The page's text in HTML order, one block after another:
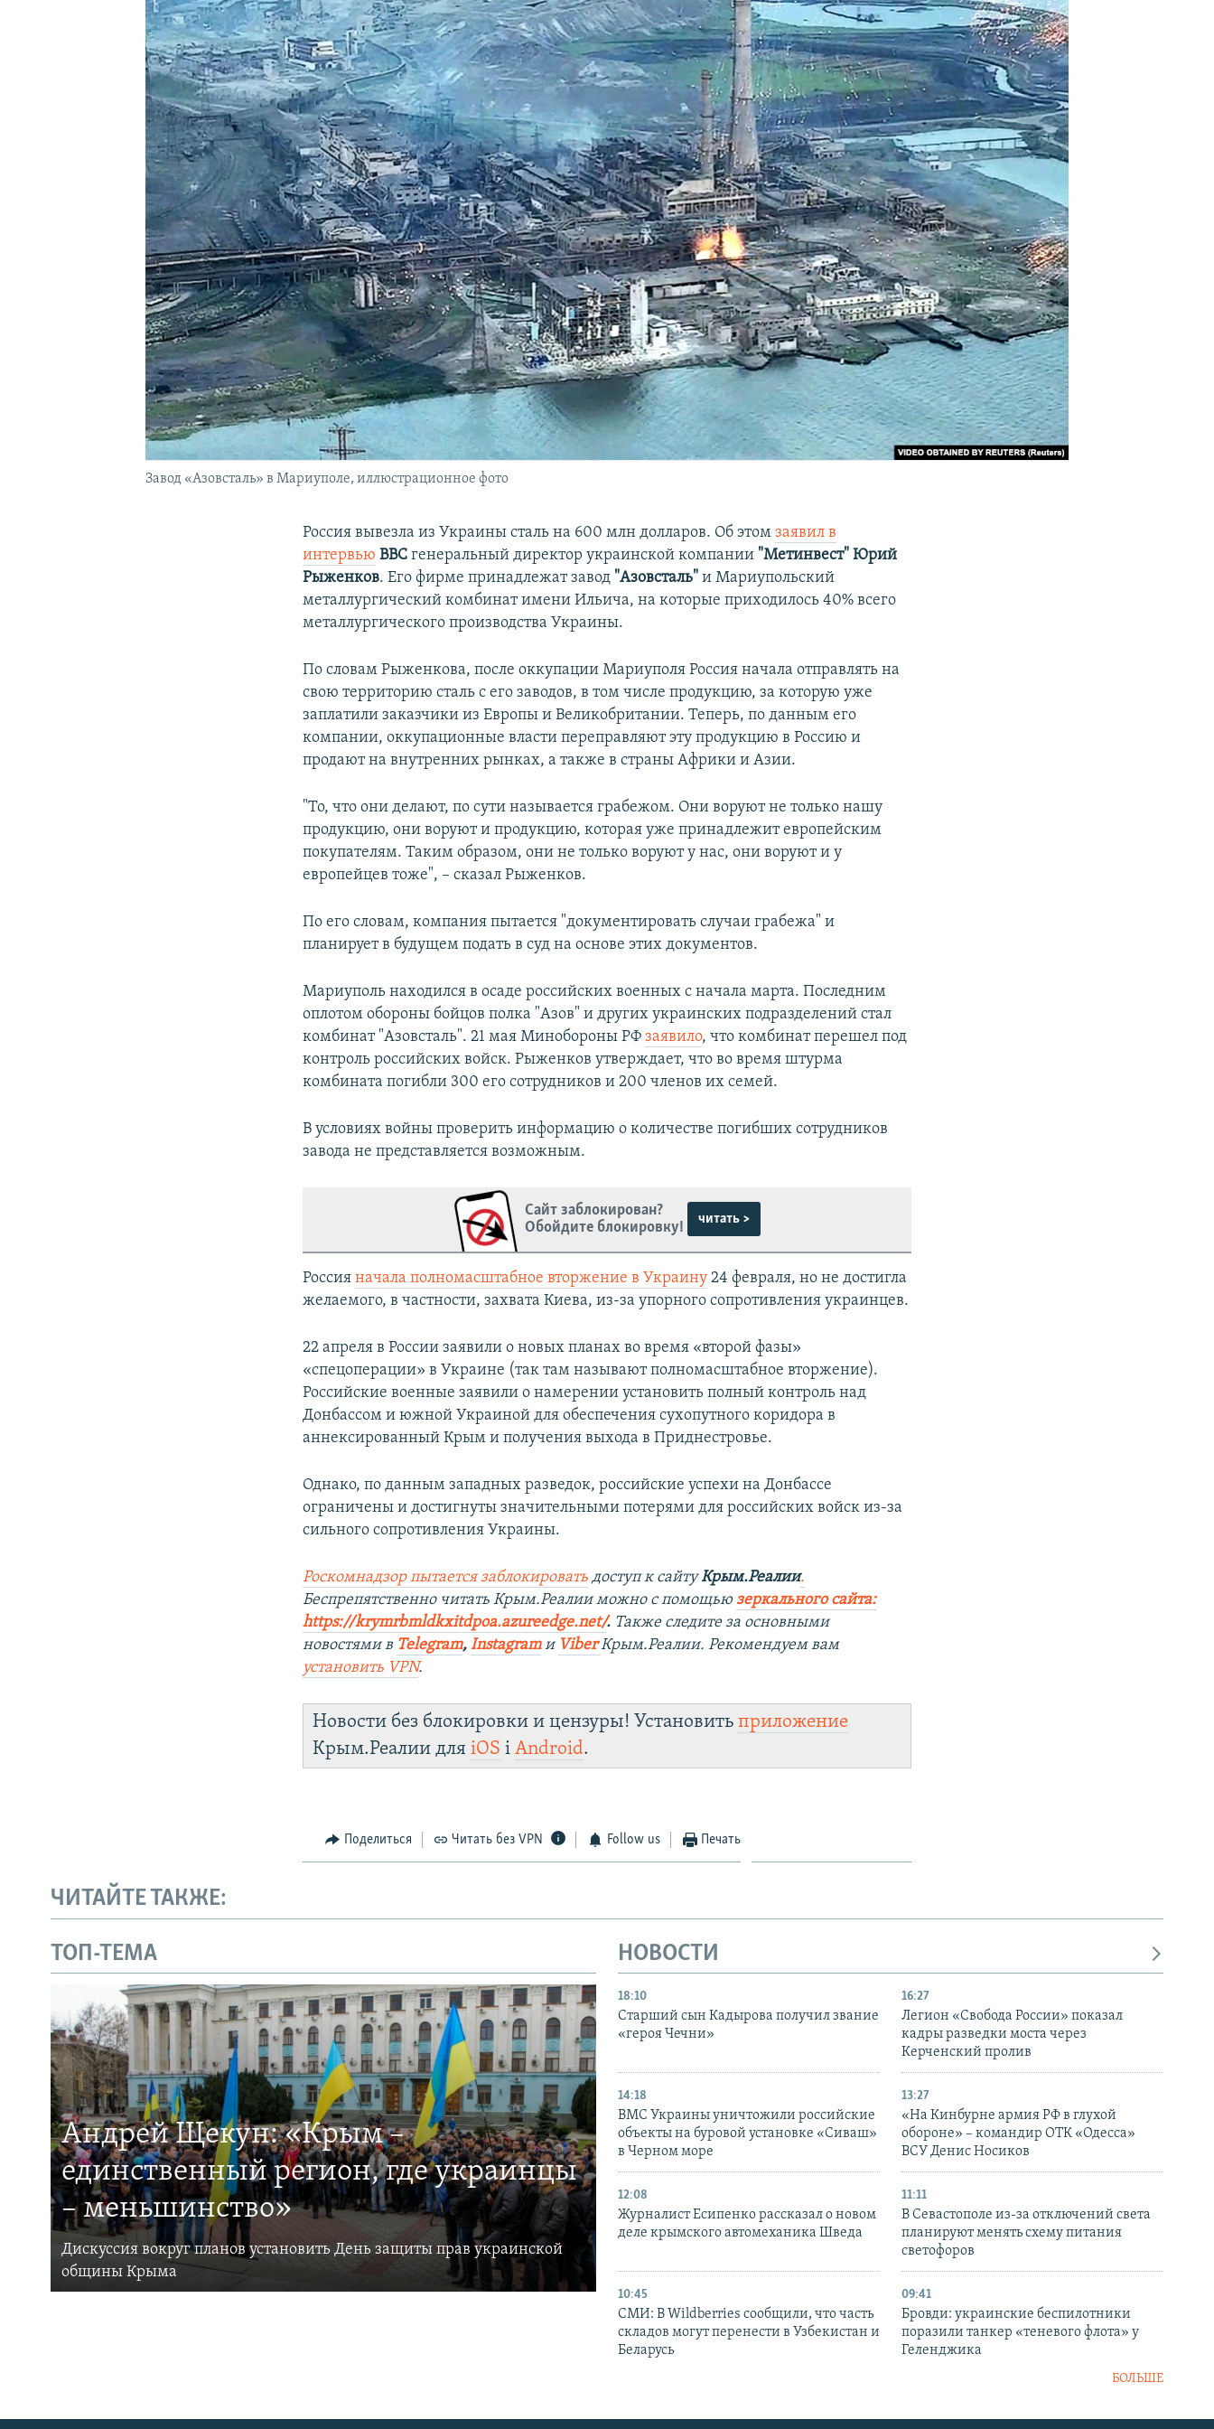
КРЫМ.НЕПОКОРЕННЫЙ
УКРАИНСКАЯ ПРОБЛЕМА КРЫМА
Завод «Азовсталь» в Мариуполе, иллюстрационное фото
Россия вывезла из Украины сталь на 600 млн долларов. Об этомзаявил в
интервью BBC генеральный директор украинской компании "Метинвест" Юрий
Рыженков. Его фирме принадлежат завод "Азовсталь" и Мариупольский
металлургический комбинат имени Ильича, на которые приходилось 40% всего
металлургического производства Украины.
По словам Рыженкова, после оккупации Мариуполя Россия начала отправлять на
свою территорию сталь с его заводов, в том числе продукцию, за которую уже
заплатили заказчики из Европы и Великобритании. Теперь, по данным его
компании, оккупационные власти переправляют эту продукцию в Россию и
продают на внутренних рынках, а также в страны Африки и Азии.
"То, что они делают, по сути называется грабежом. Они воруют не только нашу
продукцию, они воруют и продукцию, которая уже принадлежит европейским
покупателям. Таким образом, они не только воруют у нас, они воруют и у
европейцев тоже", – сказал Рыженков.
По его словам, компания пытается "документировать случаи грабежа" и
планирует в будущем подать в суд на основе этих документов.
Мариуполь находился в осаде российских военных с начала марта. Последним
оплотом обороны бойцов полка "Азов" и других украинских подразделений стал
комбинат "Азовсталь". 21 мая Минобороны РФзаявило, что комбинат перешел под
контроль российских войск. Рыженков утверждает, что во время штурма
комбината погибли 300 его сотрудников и 200 членов их семей.
В условиях войны проверить информацию о количестве погибших сотрудников
завода не представляется возможным.
Сайт заблокирован?
Обойдите блокировку!
читать >
Россияначала полномасштабное вторжение в Украину 24 февраля, но не достигла
желаемого, в частности, захвата Киева, из-за упорного сопротивления украинцев.
22 апреля в России заявили о новых планах во время «второй фазы»
«спецоперации» в Украине (так там называют полномасштабное вторжение).
Российские военные заявили о намерении установить полный контроль над
Донбассом и южной Украиной для обеспечения сухопутного коридора в
аннексированный Крым и получения выхода в Приднестровье.
Однако, по данным западных разведок, российские успехи на Донбассе
ограничены и достигнуты значительными потерями для российских войск из-за
сильного сопротивления Украины.
Роскомнадзор пытается заблокировать доступ к сайтуКрым.Реалии.
Беспрепятственно читать Крым.Реалии можно с помощьюзеркального сайта:
https://krymrbmldkxitdpoa.azureedge.net/. Также следите за основными
новостями в Telegram,Instagramи ViberКрым.Реалии. Рекомендуем вам
установить VPN.
Новости без блокировки и цензуры! Установитьприложение
Крым.Реалии дляiOS іAndroid.
Поделиться Читать без VPN Follow us Печать
ЧИТАЙТЕ ТАКЖЕ:
ТОП-ТЕМА
Андрей Щекун: «Крым –
единственный регион, где украинцы
– меньшинство»
Дискуссия вокруг планов установить День защиты прав украинской
общины Крыма
НОВОСТИ
18:10
Старший сын Кадырова получил звание
«героя Чечни»
16:27
Легион «Свобода России» показал
кадры разведки моста через
Керченский пролив
14:18
ВМС Украины уничтожили российские
объекты на буровой установке «Сиваш»
в Черном море
13:27
«На Кинбурне армия РФ в глухой
обороне» – командир ОТК «Одесса»
ВСУ Денис Носиков
12:08
Журналист Есипенко рассказал о новом
деле крымского автомеханика Шведа
11:11
В Севастополе из-за отключений света
планируют менять схему питания
светофоров
10:45
СМИ: В Wildberries сообщили, что часть
складов могут перенести в Узбекистан и
Беларусь
09:41
Бровди: украинские беспилотники
поразили танкер «теневого флота» у
Геленджика
БОЛЬШЕ